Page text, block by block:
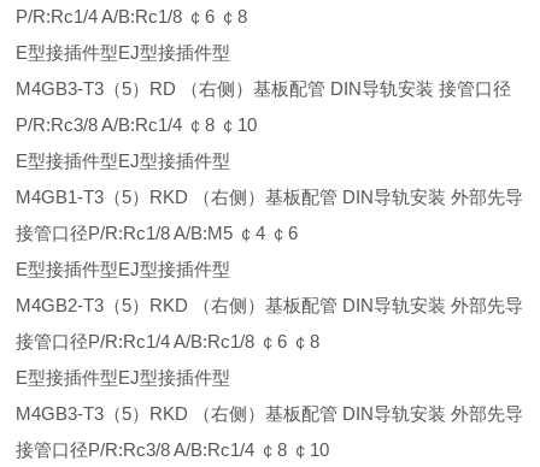
P/R:Rc1/4 A/B:Rc1/8 ￠6 ￠8
E型接插件型EJ型接插件型
M4GB3-T3（5）RD （右侧）基板配管 DIN导轨安装 接管口径
P/R:Rc3/8 A/B:Rc1/4 ￠8 ￠10
E型接插件型EJ型接插件型
M4GB1-T3（5）RKD （右侧）基板配管 DIN导轨安装 外部先导
接管口径P/R:Rc1/8 A/B:M5 ￠4 ￠6
E型接插件型EJ型接插件型
M4GB2-T3（5）RKD （右侧）基板配管 DIN导轨安装 外部先导
接管口径P/R:Rc1/4 A/B:Rc1/8 ￠6 ￠8
E型接插件型EJ型接插件型
M4GB3-T3（5）RKD （右侧）基板配管 DIN导轨安装 外部先导
接管口径P/R:Rc3/8 A/B:Rc1/4 ￠8 ￠10